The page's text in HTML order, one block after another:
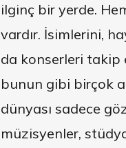
ilginç bir yerde.
vardır. İsimlerini,
da konserleri takip
bunun gibi birçok
dünyası sadece
müzisyenler,